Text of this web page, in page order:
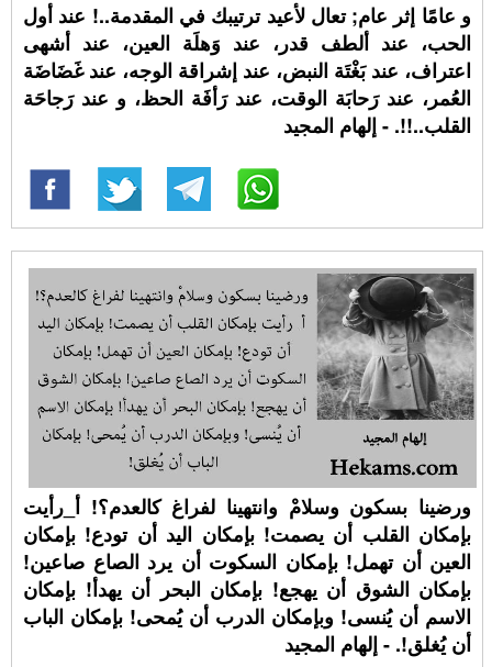
و عامًا إثر عام; تعال لأعيد ترتيبك في المقدمة..! عند أول
الحب، عند ألطف قدر، عند وَهلَة العين، عند أشهى
اعتراف، عند بَغْتَة النبض، عند إشراقة الوجه، عند غَضَاضَة
العُمر، عند رَحابَة الوقت، عند رَأفَة الحظ، و عند رَجاحَة
القلب..!!. - إلهام المجيد
ورضينا بسكون وسلامْ وانتهينا لفراغ كالعدم؟! أ_رأيت
بإمكان القلب أن يصمت! بإمكان اليد أن تودع! بإمكان
العين أن تهمل! بإمكان السكوت أن يرد الصاع صاعين!
بإمكان الشوق أن يهجع! بإمكان البحر أن يهدأ! بإمكان
الاسم أن يُنسى! وبإمكان الدرب أن يُمحى! بإمكان الباب
أن يُغلق!. - إلهام المجيد